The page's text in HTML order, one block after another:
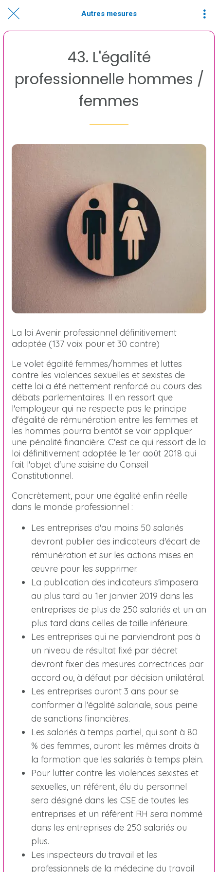
Autres mesures
43. L'égalité
professionnelle hommes /
femmes
La loi Avenir professionnel définitivement
adoptée (137 voix pour et 30 contre)
Le volet égalité femmes/hommes et luttes
contre les violences sexuelles et sexistes de
cette loi a été nettement renforcé au cours des
débats parlementaires. Il en ressort que
l'employeur qui ne respecte pas le principe
d'égalité de rémunération entre les femmes et
les hommes pourra bientôt se voir appliquer
une pénalité financière. C'est ce qui ressort de la
loi définitivement adoptée le 1er août 2018 qui
fait l'objet d'une saisine du Conseil
Constitutionnel.
Concrètement, pour une égalité enfin réelle
dans le monde professionnel :
Les entreprises d'au moins 50 salariés
devront publier des indicateurs d'écart de
rémunération et sur les actions mises en
œuvre pour les supprimer.
La publication des indicateurs s'imposera
au plus tard au 1er janvier 2019 dans les
entreprises de plus de 250 salariés et un an
plus tard dans celles de taille inférieure.
Les entreprises qui ne parviendront pas à
un niveau de résultat fixé par décret
devront fixer des mesures correctrices par
accord ou, à défaut par décision unilatéral.
Les entreprises auront 3 ans pour se
conformer à l'égalité salariale, sous peine
de sanctions financières.
Les salariés à temps partiel, qui sont à 80
% des femmes, auront les mêmes droits à
la formation que les salariés à temps plein.
Pour lutter contre les violences sexistes et
sexuelles, un référent, élu du personnel
sera désigné dans les CSE de toutes les
entreprises et un référent RH sera nommé
dans les entreprises de 250 salariés ou
plus.
Les inspecteurs du travail et les
professionnels de la médecine du travail